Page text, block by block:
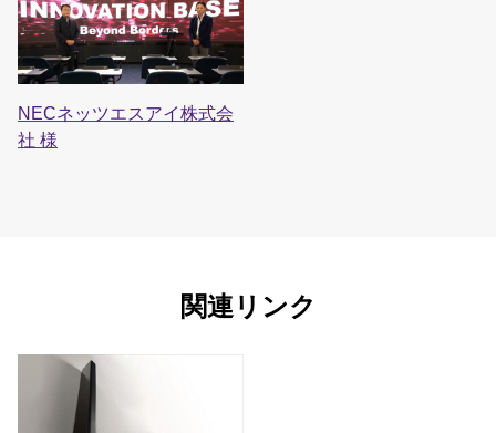
NECネッツエスアイ株式会
社 様
関連リンク